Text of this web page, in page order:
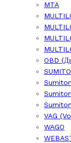
MTA
OBD
VAG
WAGO